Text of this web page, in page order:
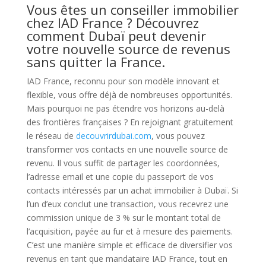
Vous êtes un conseiller immobilier
chez IAD France ? Découvrez
comment Dubaï peut devenir
votre nouvelle source de revenus
sans quitter la France.
IAD France, reconnu pour son modèle innovant et
flexible, vous offre déjà de nombreuses opportunités.
Mais pourquoi ne pas étendre vos horizons au-delà
des frontières françaises ? En rejoignant gratuitement
le réseau de decouvrirdubai.com, vous pouvez
transformer vos contacts en une nouvelle source de
revenu. Il vous suffit de partager les coordonnées,
l’adresse email et une copie du passeport de vos
contacts intéressés par un achat immobilier à Dubaï. Si
l’un d’eux conclut une transaction, vous recevrez une
commission unique de 3 % sur le montant total de
l’acquisition, payée au fur et à mesure des paiements.
C’est une manière simple et efficace de diversifier vos
revenus en tant que mandataire IAD France, tout en